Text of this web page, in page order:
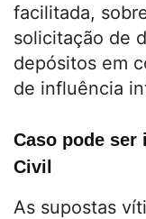
facilitada,
solicitação de
depósitos em
de influência
Caso pode ser
Civil
As supostas